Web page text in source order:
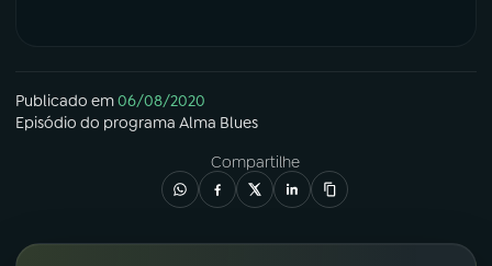
Publicado em06/08/2020
Episódio do programa Alma Blues
Compartilhe